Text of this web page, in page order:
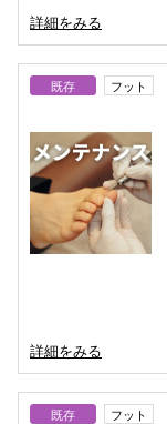
詳細をみる
既存 フット
詳細をみる
既存 フット